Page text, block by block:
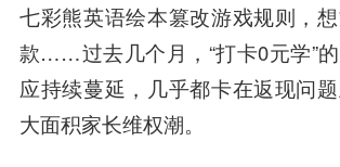
七彩熊英语绘本篡改游戏规则，
款……过去几个月，“打卡0元学”
应持续蔓延，几乎都卡在返现问
大面积家长维权潮。